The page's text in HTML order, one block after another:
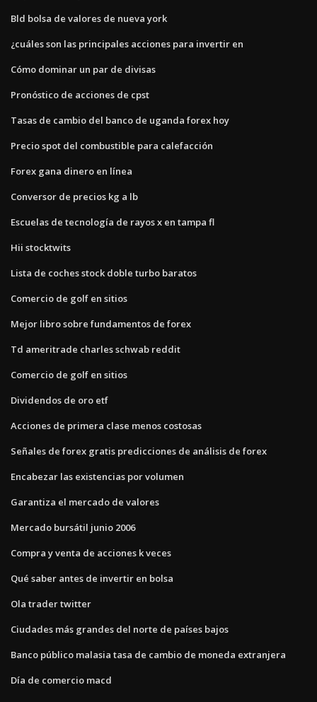
Bld bolsa de valores de nueva york
¿cuáles son las principales acciones para invertir en
Cómo dominar un par de divisas
Pronóstico de acciones de cpst
Tasas de cambio del banco de uganda forex hoy
Precio spot del combustible para calefacción
Forex gana dinero en línea
Conversor de precios kg a lb
Escuelas de tecnología de rayos x en tampa fl
Hii stocktwits
Lista de coches stock doble turbo baratos
Comercio de golf en sitios
Mejor libro sobre fundamentos de forex
Td ameritrade charles schwab reddit
Comercio de golf en sitios
Dividendos de oro etf
Acciones de primera clase menos costosas
Señales de forex gratis predicciones de análisis de forex
Encabezar las existencias por volumen
Garantiza el mercado de valores
Mercado bursátil junio 2006
Compra y venta de acciones k veces
Qué saber antes de invertir en bolsa
Ola trader twitter
Ciudades más grandes del norte de países bajos
Banco público malasia tasa de cambio de moneda extranjera
Día de comercio macd